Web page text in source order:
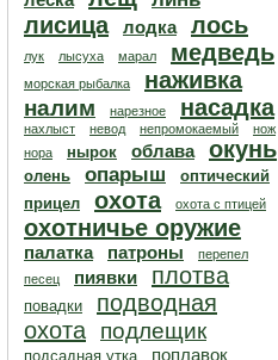
лисица лодка лось
лук лысуха марал медведь
морская рыбалка наживка
налим нарезное насадка
нахлыст невод непромокаемый
нож
нора
нырок облава окунь
олень опарыш
оптический
прицел
охота охота с птицей
охотничье оружие
палатка патроны
перепел
песец
пиявки плотва
повадки
подводная
охота
подлещик
подсадная утка поплавок